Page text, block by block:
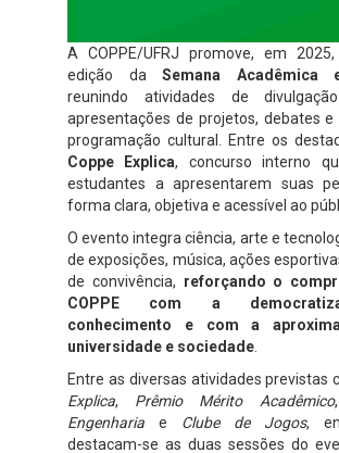
A COPPE/UFRJ promove, em
edição daSemana Acadêmica
reunindo atividades de
apresentações de projetos, debates
programação cultural. Entre os
Coppe Explica, concurso interno
estudantes a apresentarem suas
forma clara, objetiva e acessível ao
O evento integra ciência, arte e
de exposições, música, ações
de convivência, reforçando o
COPPE com a
conhecimento e com a
universidade e sociedade.
Entre as diversas atividades previstas
Explica, Prêmio Mérito Acadêmico
Engenharia e Clube de Jogos,
destacam-se as duas sessões do